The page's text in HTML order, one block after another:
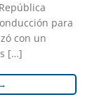
para
con un
[…]
→